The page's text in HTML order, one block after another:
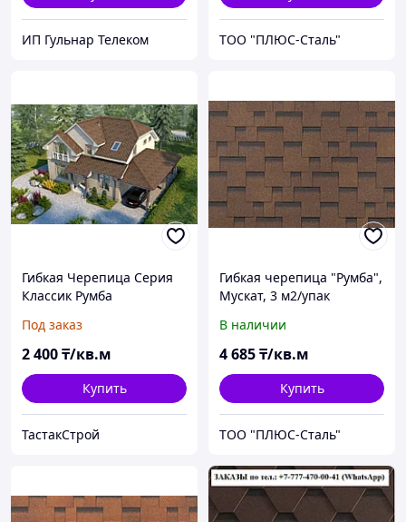
ИП Гульнар Телеком ТОО "ПЛЮС-Сталь"
Гибкая Черепица Серия
Классик Румба
Под заказ
2 400₸/кв.м
Купить
ТастакСтрой
Гибкая черепица "Румба",
Мускат, 3 м2/упак
В наличии
4 685₸/кв.м
Купить
ТОО "ПЛЮС-Сталь"